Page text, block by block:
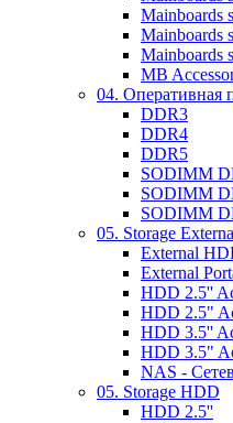
Mainboards
Mainboards
Mainboards
MB
04. Оперативная
DDR3
DDR4
DDR5
SODIMM
SODIMM
SODIMM
05. Storage
External
External
HDD 2.5''
HDD 2.5"
HDD 3.5''
HDD 3.5"
NAS -
05. Storage HDD
HDD 2.5''